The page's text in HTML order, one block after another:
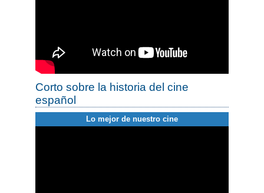
Corto sobre la historia del cine
español
Lo mejor de nuestro cine